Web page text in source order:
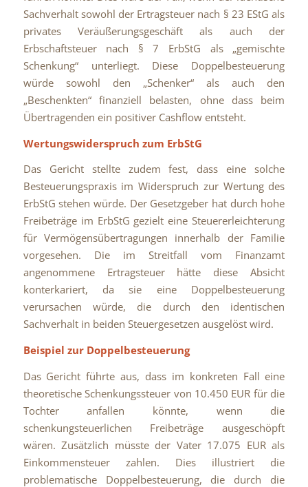
Sachverhalt sowohl der Ertragsteuer nach § 23 EStG als
privates Veräußerungsgeschäft als auch der
Erbschaftsteuer nach § 7 ErbStG als „gemischte
Schenkung“ unterliegt. Diese Doppelbesteuerung
würde sowohl den „Schenker“ als auch den
„Beschenkten“ finanziell belasten, ohne dass beim
Übertragenden ein positiver Cashflow entsteht.
Wertungswiderspruch zum ErbStG
Das Gericht stellte zudem fest, dass eine solche
Besteuerungspraxis im Widerspruch zur Wertung des
ErbStG stehen würde. Der Gesetzgeber hat durch hohe
Freibeträge im ErbStG gezielt eine Steuererleichterung
für Vermögensübertragungen innerhalb der Familie
vorgesehen. Die im Streitfall vom Finanzamt
angenommene Ertragsteuer hätte diese Absicht
konterkariert, da sie eine Doppelbesteuerung
verursachen würde, die durch den identischen
Sachverhalt in beiden Steuergesetzen ausgelöst wird.
Beispiel zur Doppelbesteuerung
Das Gericht führte aus, dass im konkreten Fall eine
theoretische Schenkungssteuer von 10.450 EUR für die
Tochter anfallen könnte, wenn die
schenkungsteuerlichen Freibeträge ausgeschöpft
wären. Zusätzlich müsste der Vater 17.075 EUR als
Einkommensteuer zahlen. Dies illustriert die
problematische Doppelbesteuerung, die durch die